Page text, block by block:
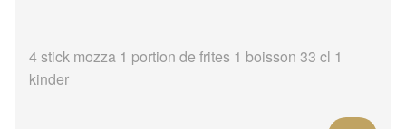
4 stick mozza 1 portion de frites 1 boisson 33 cl 1
kinder